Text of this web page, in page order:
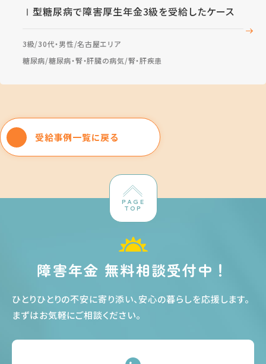
Ⅰ型糖尿病で障害厚生年金3級を受給したケース
3級 30代・男性 名古屋エリア
糖尿病 糖尿病・腎・肝臓の病気 腎・肝疾患
受給事例一覧に戻る
PAGE
TOP
障害年金 無料相談受付中！
ひとりひとりの不安に寄り添い、安心の暮らしを応援します。
まずはお気軽にご相談ください。